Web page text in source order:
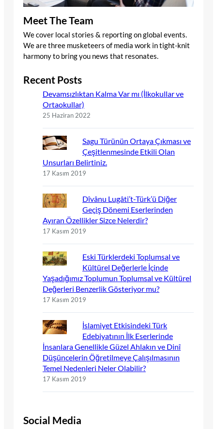
Meet The Team
We cover local stories & reporting on global events.
We are three musketeers of media work in tight-knit
harmony to bring you news that resonates.
Recent Posts
Devamsızlıktan Kalma Var mı (İlkokullar ve
Ortaokullar)
25 Haziran 2022
Sagu Türünün Ortaya Çıkması ve
Çeşitlenmesinde Etkili Olan
Unsurları Belirtiniz.
17 Kasım 2019
Dîvânu Lugâti’t-Türk’ü Diğer
Geçiş Dönemi Eserlerinden
Ayıran Özellikler Sizce Nelerdir?
17 Kasım 2019
Eski Türklerdeki Toplumsal ve
Kültürel Değerlerle İçinde
Yaşadığımız Toplumun Toplumsal ve Kültürel
Değerleri Benzerlik Gösteriyor mu?
17 Kasım 2019
İslamiyet Etkisindeki Türk
Edebiyatının İlk Eserlerinde
İnsanlara Genellikle Güzel Ahlakın ve Dinî
Düşüncelerin Öğretilmeye Çalışılmasının
Temel Nedenleri Neler Olabilir?
17 Kasım 2019
Social Media